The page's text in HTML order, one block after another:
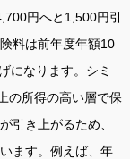
円へと1,500円引
料は前年度年額10
になります。シミ
の所得の高い層で保
引き上がるため、
ます。例えば、年